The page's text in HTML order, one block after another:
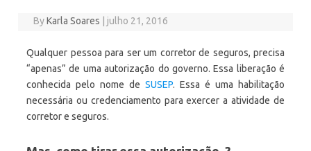
ByKarla Soares julho 21, 2016
Qualquer pessoa para ser um corretor de seguros, precisa
“apenas” de uma autorização do governo. Essa liberação é
conhecida pelo nome de SUSEP. Essa é uma habilitação
necessária ou credenciamento para exercer a atividade de
corretor e seguros.